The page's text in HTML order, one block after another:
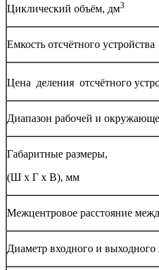
Циклический объём, дм3
Емкость отсчётного устройства
Цена деления отсчётного
Диапазон рабочей и
Габаритные размеры,
(Ш х Г х В), мм
Межцентровое расстояние
Диаметр входного и